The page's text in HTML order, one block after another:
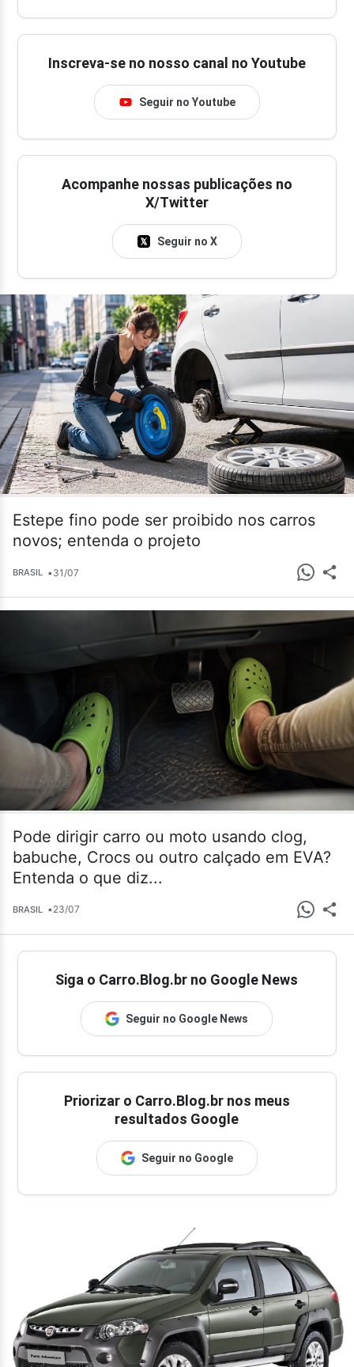
Inscreva-se no nosso canal no Youtube
Seguir no Youtube
Acompanhe nossas publicações no
X/Twitter
Seguir no X
Estepe fino pode ser proibido nos carros
novos; entenda o projeto
BRASIL •31/07
Pode dirigir carro ou moto usando clog,
babuche, Crocs ou outro calçado em EVA?
Entenda o que diz...
BRASIL •23/07
Siga o Carro.Blog.br no Google News
Seguir no Google News
Priorizar o Carro.Blog.br nos meus
resultados Google
Seguir no Google